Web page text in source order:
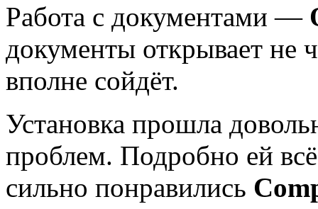
Работа с документами —
документы открывает не
вполне сойдёт.
Установка прошла
проблем. Подробно ей всё
сильно понравились